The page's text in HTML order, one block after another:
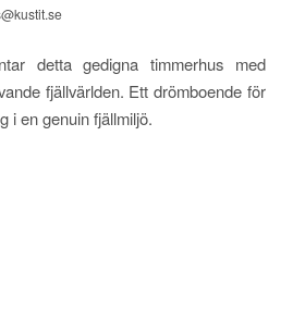
detta gedigna timmerhus med
fjällvärlden. Ett drömboende för
i en genuin fjällmiljö.